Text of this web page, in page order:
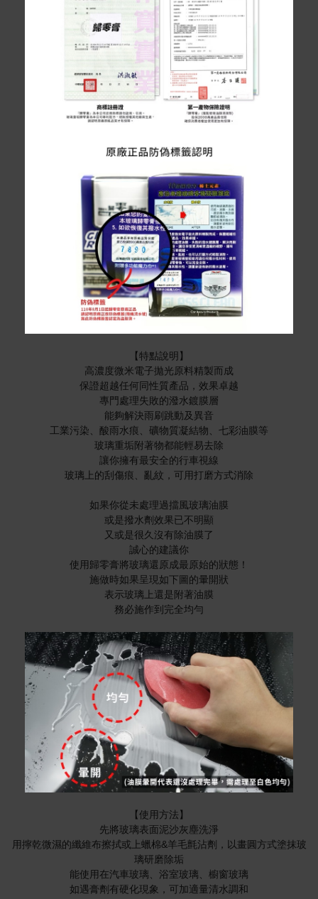
【特點說明】
高濃度微米電子拋光原料精製而成
保證超越任何同性質產品，效果卓越
專門處理失敗的潑水鍍膜層
能夠解決雨刷跳動及異音
工業污染、酸雨水痕、礦物質凝結物、七彩油膜等
玻璃重垢附著物都能輕易去除
讓你擁有最安全的行車視線
玻璃上的刮傷痕、亂紋，可用打磨方式消除
如果你從未處理過擋風玻璃油膜
或是撥水劑效果已不明顯
又或是很久沒有除油膜了
誠心的建議你
使用歸零膏將玻璃還原成最原始的狀態！
施做時如果呈現如下圖的暈開狀
表示玻璃上還是附著油膜
務必施作到完全均勻
【使用方法】
先將玻璃表面泥沙灰塵洗淨
用擰乾微濕的纖維布擦拭或上蠟棉&羊毛氈沾劑，以畫圓方式塗抹玻
璃研磨除垢
能使用在汽車玻璃、浴室玻璃、櫥窗玻璃
如遇膏劑有硬化現象，可加適量清水調和